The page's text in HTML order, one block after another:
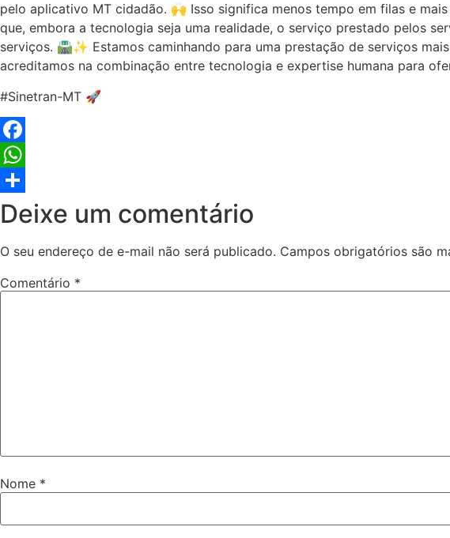
pelo aplicativo MT cidadão. 🙌 Isso significa menos tempo em filas e
que, embora a tecnologia seja uma realidade, o serviço prestado pelos
serviços. 🛣️✨ Estamos caminhando para uma prestação de serviços
acreditamos na combinação entre tecnologia e expertise humana para
#Sinetran-MT 🚀
Facebook
WhatsApp
Share
Deixe um comentário
O seu endereço de e-mail não será publicado. Campos obrigatórios são
Comentário *
Nome *